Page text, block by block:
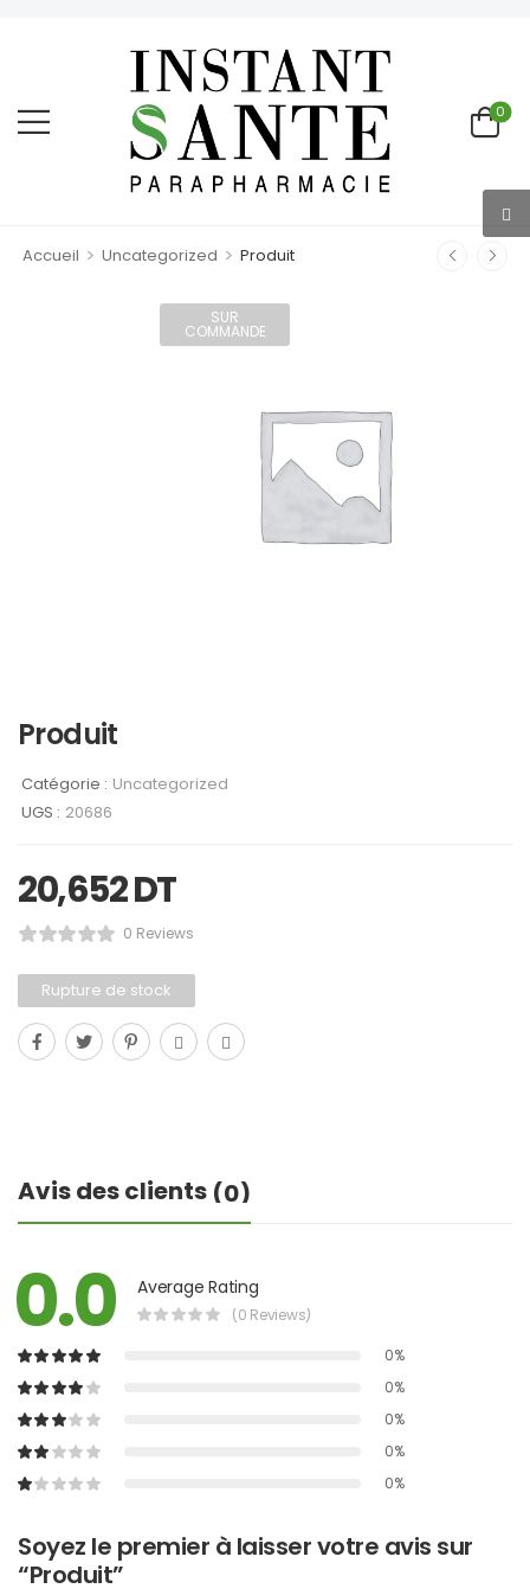
0
Accueil > Uncategorized > Produit
SUR
COMMANDE
Produit
Catégorie : Uncategorized
UGS : 20686
20,652DT
0 Reviews
Rupture de stock
Avis des clients (0)
0.0 Average Rating
(0 Reviews)
0%
0%
0%
0%
0%
Soyez le premier à laisser votre avis sur
“Produit”